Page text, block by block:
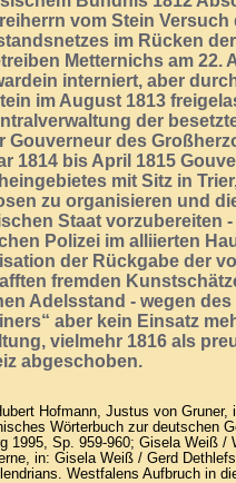
vom Stein
im Rücken
Metternichs am 22.
interniert, aber
im August 1813
der
Gouverneur des
1814 bis April 1815
mit Sitz in
zu organisieren und
Staat vorzubereiten
Polizei im alliierten
der Rückgabe der
fremden
Adelsstand - wegen
aber kein Einsatz
vielmehr 1816 als
abgeschoben.
Hofmann, Justus von
Wörterbuch zur deutschen
1995, Sp. 959-960; Gisela Weiß /
in: Gisela Weiß / Gerd
Westfalens Aufbruch in